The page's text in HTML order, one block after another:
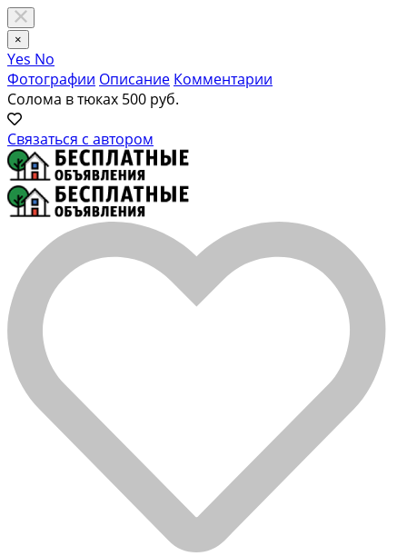
×
Yes No
Фотографии Описание Комментарии
Солома в тюках 500 руб.
Связаться с автором